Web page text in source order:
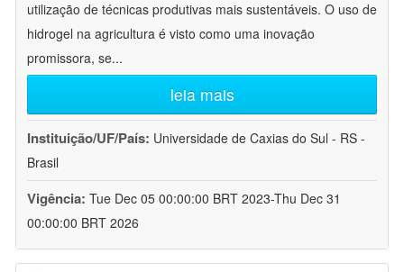
utilização de técnicas produtivas mais sustentáveis. O uso de
hidrogel na agricultura é visto como uma inovação
promissora, se...
leia mais
Instituição/UF/País: Universidade de Caxias do Sul - RS -
Brasil
Vigência: Tue Dec 05 00:00:00 BRT 2023-Thu Dec 31
00:00:00 BRT 2026